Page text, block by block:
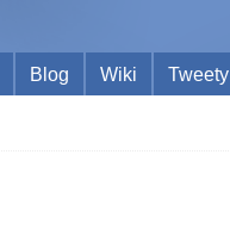
Blog Wiki Tweety